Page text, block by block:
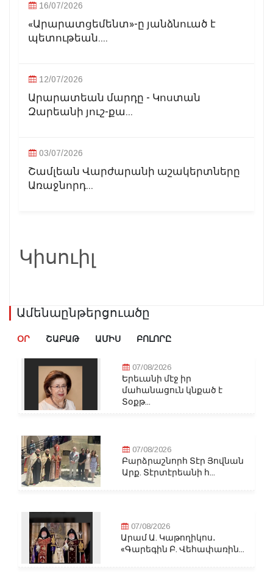
16/07/2026
«Արարատցեմենտ»-ը յանձնուած է
պետութեան....
12/07/2026
Արարատեան մարդը - Կոստան
Զարեանի յուշ-քա...
03/07/2026
Շամլեան Վարժարանի աշակերտները
Առաջնորդ...
Կիսուիլ
Ամենաընթերցուածը
ՕՐ ՇԱԲԱԹ ԱՄԻՍ ԲՈԼՈՐԸ
07/08/2026
Երեւանի մէջ իր
մահանացուն կնքած է
Տօքթ...
07/08/2026
Բարձրաշնորհ Տէր Յովնան
Արք. Տէրտէրեանի հ...
07/08/2026
Արամ Ա. Կաթողիկոս․
«Գարեգին Բ. Վեհափառին...